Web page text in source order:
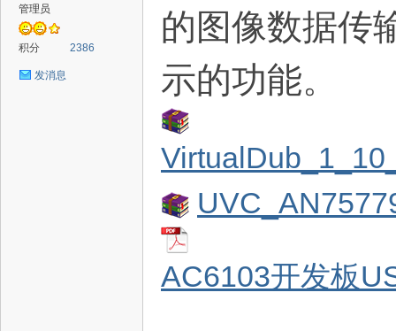
管理员
积分 2386
发消息
的图像数据传
示的功能。
AC6103开发板